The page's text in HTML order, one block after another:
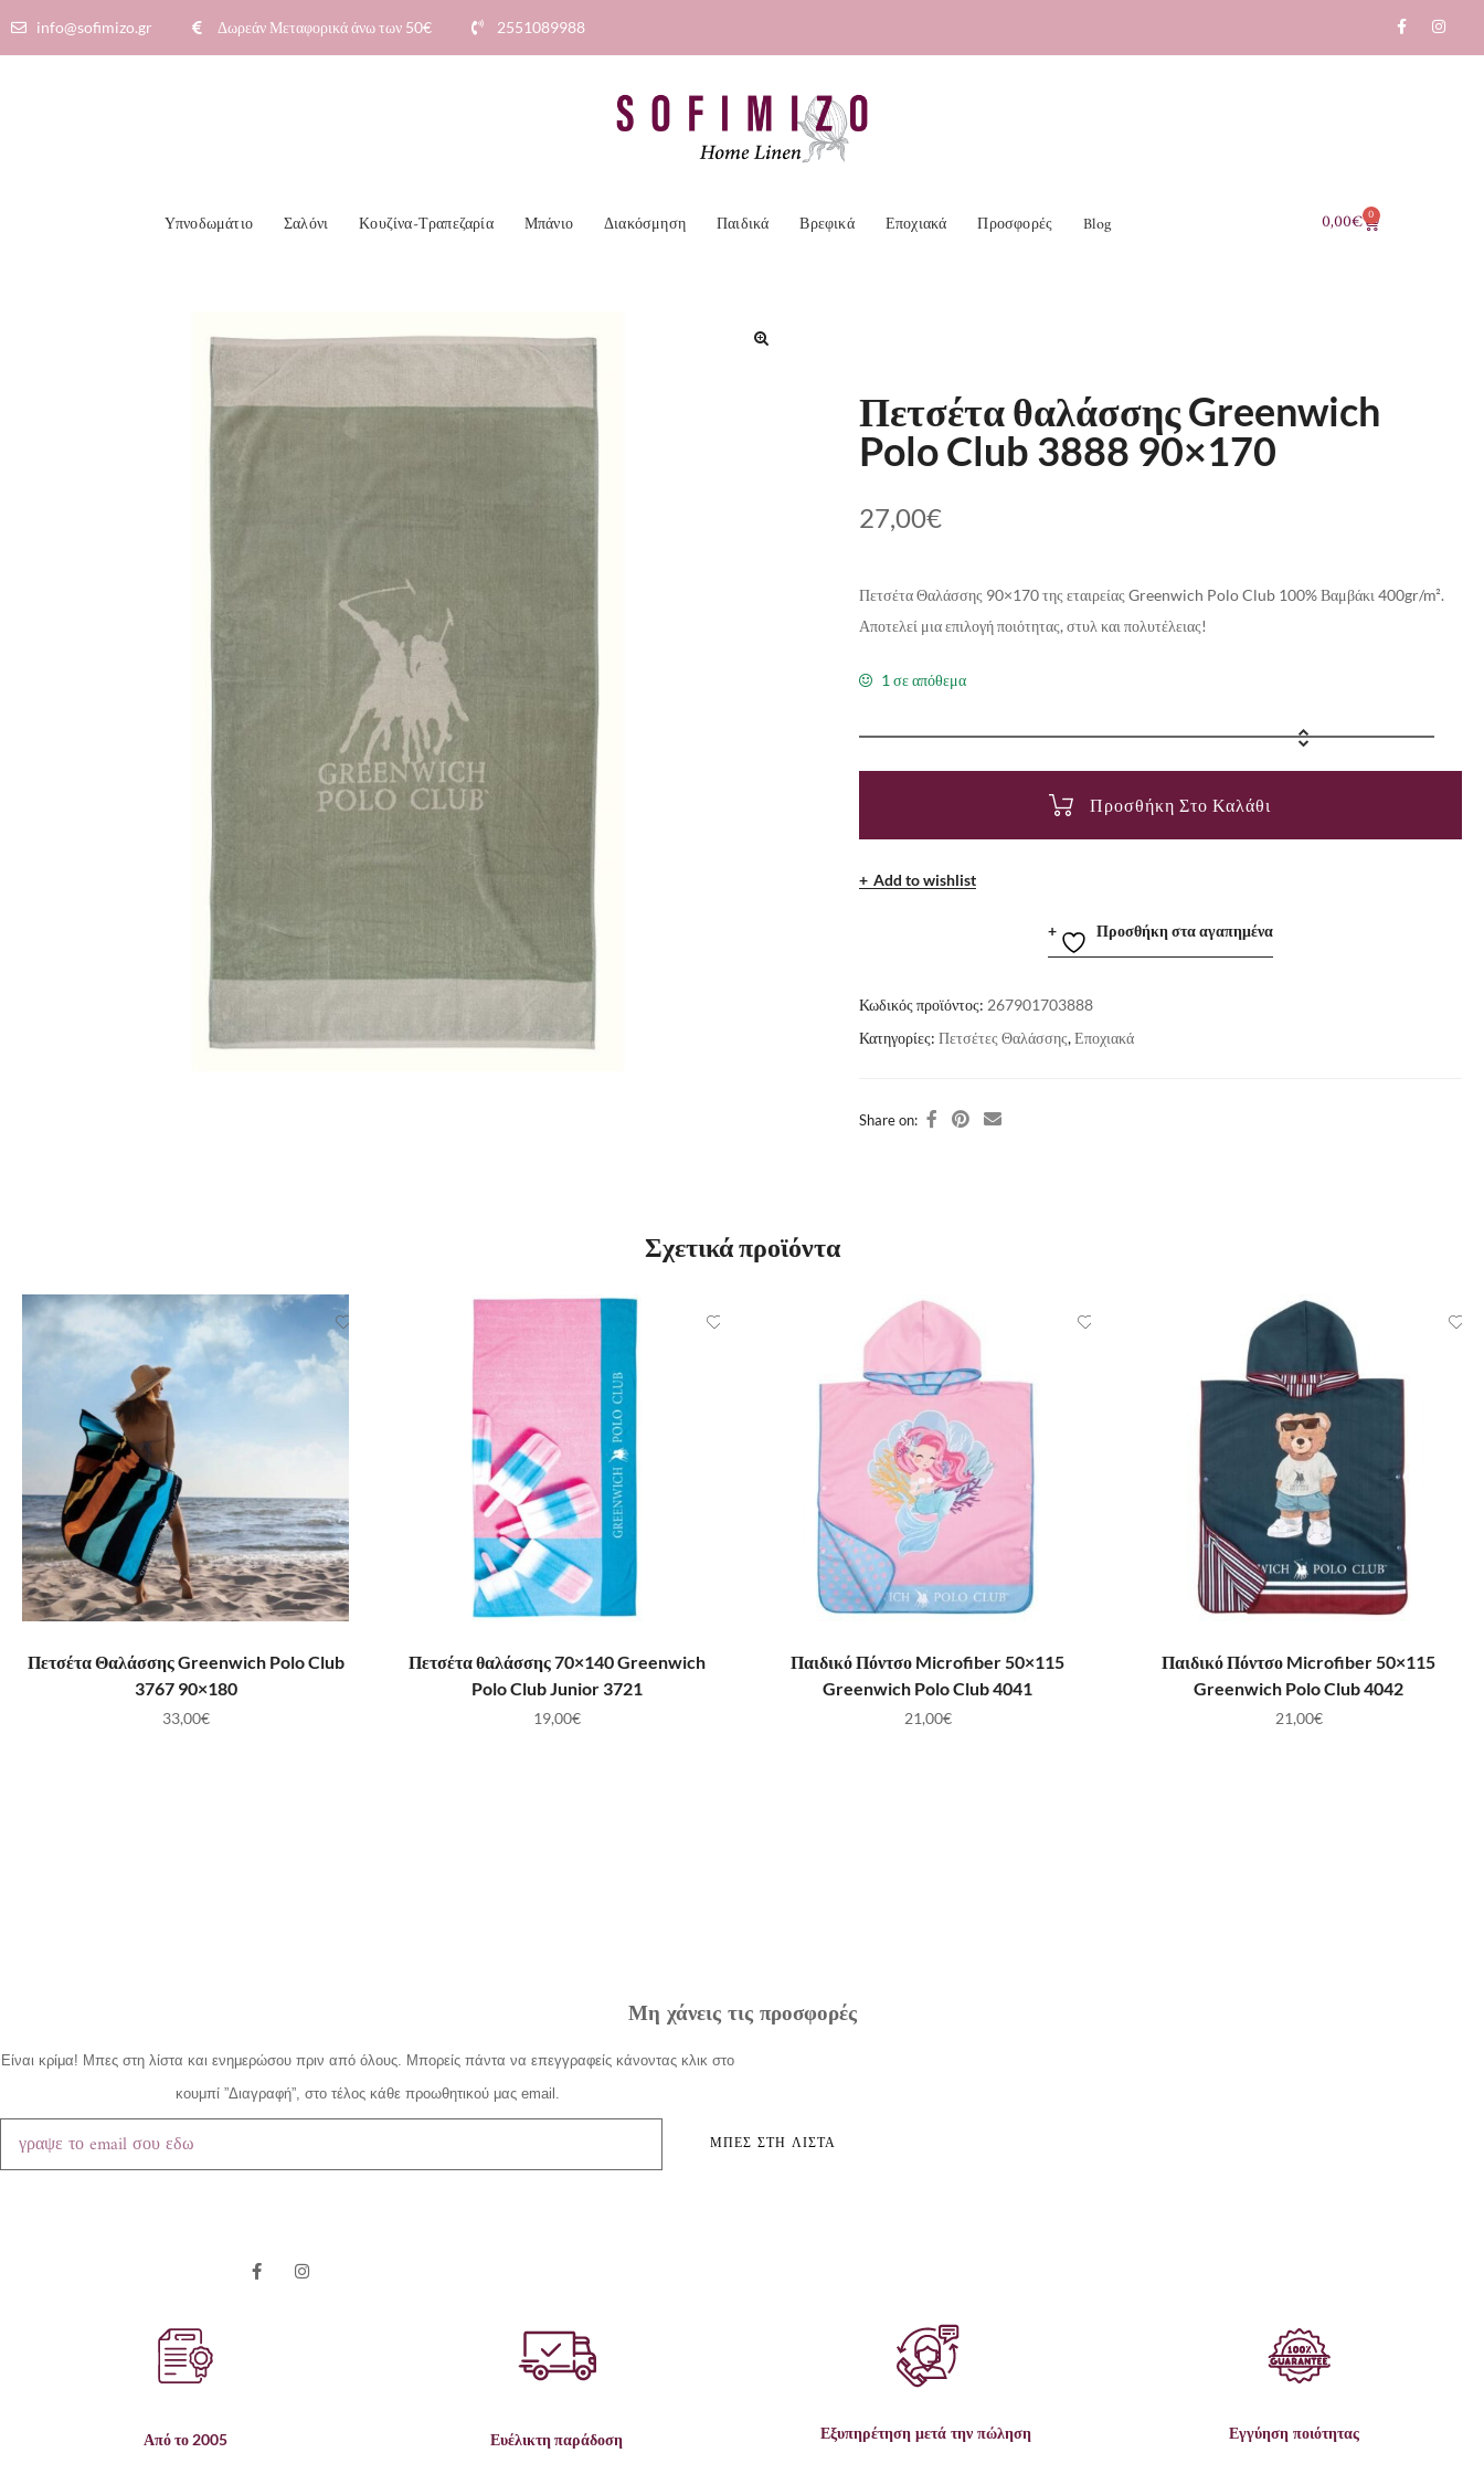
info@sofimizo.gr Δωρεάν Μεταφορικά άνω των 50€​ 2551089988
Υπνοδωμάτιο Σαλόνι Κουζίνα-Τραπεζαρία Μπάνιο Διακόσμηση Παιδικά Βρεφικά Εποχιακά Προσφορές Blog 0,00€ 0
Πετσέτα θαλάσσης Greenwich
Polo Club 3888 90×170
27,00€
Πετσέτα Θαλάσσης 90×170 της εταιρείας Greenwich Polo Club 100% Βαμβάκι 400gr/m².
Αποτελεί μια επιλογή ποιότητας, στυλ και πολυτέλειας!
1 σε απόθεμα
Προσθήκη Στο Καλάθι
Add to wishlist
Προσθήκη στα αγαπημένα
Κωδικός προϊόντος: 267901703888
Κατηγορίες: Πετσέτες Θαλάσσης,Εποχιακά
Share on:
Σχετικά προϊόντα
ΠΡΟΣΘΉΚΗ ΣΤΟ ΚΑΛΆΘΙ
Πετσέτα Θαλάσσης Greenwich Polo Club
3767 90×180
33,00€
ΠΡΟΣΘΉΚΗ ΣΤΟ ΚΑΛΆΘΙ
Πετσέτα θαλάσσης 70×140 Greenwich
Polo Club Junior 3721
19,00€
ΠΡΟΣΘΉΚΗ ΣΤΟ ΚΑΛΆΘΙ
Παιδικό Πόντσο Microfiber 50×115
Greenwich Polo Club 4041
21,00€
ΠΡΟΣΘΉΚΗ ΣΤΟ ΚΑΛΆΘΙ
Παιδικό Πόντσο Microfiber 50×115
Greenwich Polo Club 4042
21,00€
Μη χάνεις τις προσφορές
Είναι κρίμα! Μπες στη λίστα και ενημερώσου πριν από όλους. Μπορείς πάντα να επεγγραφείς κάνοντας κλικ στο
κουμπί ”Διαγραφή”, στο τέλος κάθε προωθητικού μας email.
ΜΠΕΣ ΣΤΗ ΛΙΣΤΑ
Από το 2005 Ευέλικτη παράδοση Εξυπηρέτηση μετά την πώληση Εγγύηση ποιότητας